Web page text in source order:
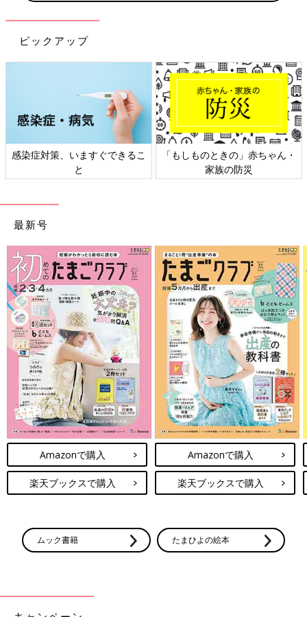
ピックアップ
ますぐできるこ
「もしものときの」赤ちゃん・
日本外来小
最新号
Amazonで購入
楽天ブックスで購入
Amazonで購入
楽天ブックスで購入
ムック書籍 たまひよの絵本